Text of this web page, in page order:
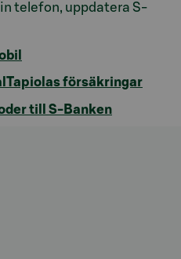
telefon, uppdatera S-
försäkringar
till S-Banken